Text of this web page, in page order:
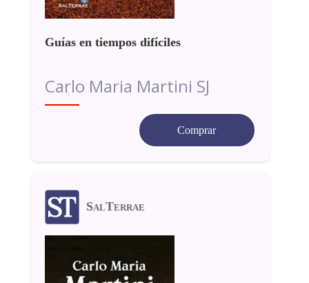
Guías en tiempos difíciles
Carlo Maria Martini SJ
Comprar
SalTerrae